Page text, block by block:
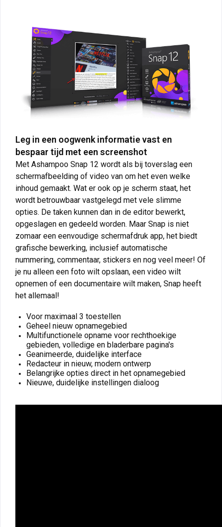
Leg in een oogwenk informatie vast en
bespaar tijd met een screenshot
Met Ashampoo Snap 12 wordt als bij toverslag een
schermafbeelding of video van om het even welke
inhoud gemaakt. Wat er ook op je scherm staat, het
wordt betrouwbaar vastgelegd met vele slimme
opties. De taken kunnen dan in de editor bewerkt,
opgeslagen en gedeeld worden. Maar Snap is niet
zomaar een eenvoudige schermafdruk app, het biedt
grafische bewerking, inclusief automatische
nummering, commentaar, stickers en nog veel meer! Of
je nu alleen een foto wilt opslaan, een video wilt
opnemen of een documentaire wilt maken, Snap heeft
het allemaal!
Voor maximaal 3 toestellen
Geheel nieuw opnamegebied
Multifunctionele opname voor rechthoekige
gebieden, volledige en bladerbare pagina's
Geanimeerde, duidelijke interface
Redacteur in nieuw, modern ontwerp
Belangrijke opties direct in het opnamegebied
Nieuwe, duidelijke instellingen dialoog